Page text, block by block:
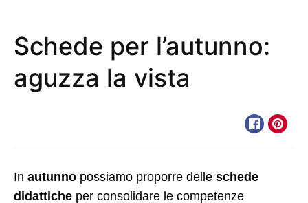
Schede per l’autunno:
aguzza la vista
In autunno possiamo proporre delle schede
didattiche per consolidare le competenze